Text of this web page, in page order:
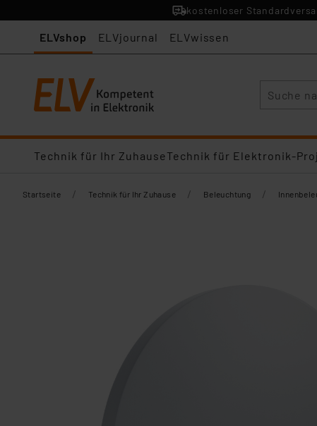
kostenloser
ELVshop ELVjournal ELVwissen
Technik für Ihr ZuhauseTechnik für Elektronik-
Startseite / Technik für Ihr Zuhause / Beleuchtung /